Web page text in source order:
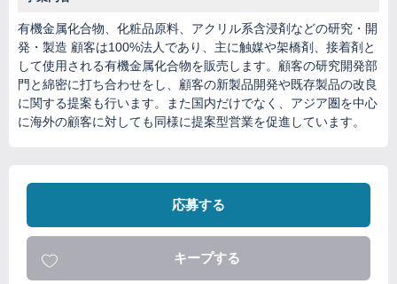
有機金属化合物、化粧品原料、アクリル系含浸剤などの研究・開
発・製造 顧客は100%法人であり、主に触媒や架橋剤、接着剤と
して使用される有機金属化合物を販売します。顧客の研究開発部
門と綿密に打ち合わせをし、顧客の新製品開発や既存製品の改良
に関する提案も行います。また国内だけでなく、アジア圏を中心
に海外の顧客に対しても同様に提案型営業を促進しています。
応募する
キープする